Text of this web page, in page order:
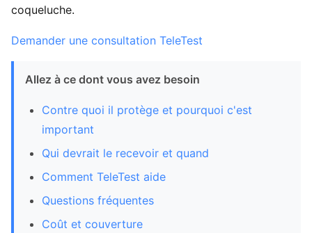
coqueluche.
Demander une consultation TeleTest
Allez à ce dont vous avez besoin
Contre quoi il protège et pourquoi c'est
important
Qui devrait le recevoir et quand
Comment TeleTest aide
Questions fréquentes
Coût et couverture